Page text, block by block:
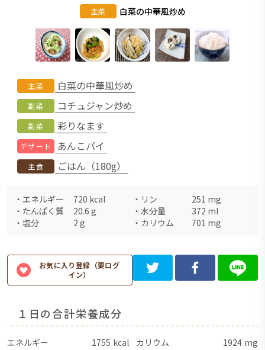
主菜 白菜の中華風炒め
主菜 白菜の中華風炒め
副菜 コチュジャン炒め
副菜 彩りなます
デザート あんこパイ
主食 ごはん（180g）
・ エネルギー 720 kcal ・ リン 251 mg
・ たんぱく質 20.6 g ・ 水分量 372 ml
・ 塩分 2 g ・ カリウム 701 mg
お気に入り登録（要ログ
イン）
１日の合計栄養成分
エネルギー 1755 kcal カリウム 1924 mg